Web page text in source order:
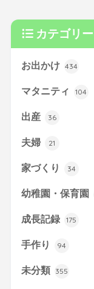
カテゴリー
お出かけ 434
マタニティ 104
出産 36
夫婦 21
家づくり 34
幼稚園・保育園
成長記録 175
手作り 94
未分類 355